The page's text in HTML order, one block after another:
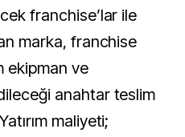
franchise’lar ile
marka, franchise
ekipman ve
anahtar teslim
maliyeti;